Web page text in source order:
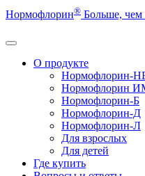
Нормофлорин® Больше, чем
О продукте
Нормофлорин-
Нормофлорин
Нормофлорин-Б
Нормофлорин-Д
Нормофлорин-Л
Для взрослых
Для детей
Где купить